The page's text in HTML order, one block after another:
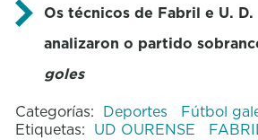
Os técnicos de Fabril e U. D.
analizaron o partido
goles
Categorías: Deportes
Fútbol
Etiquetas: UD OURENSE